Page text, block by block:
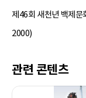
제46회 새천년 백제문
2000)
관련 콘텐츠